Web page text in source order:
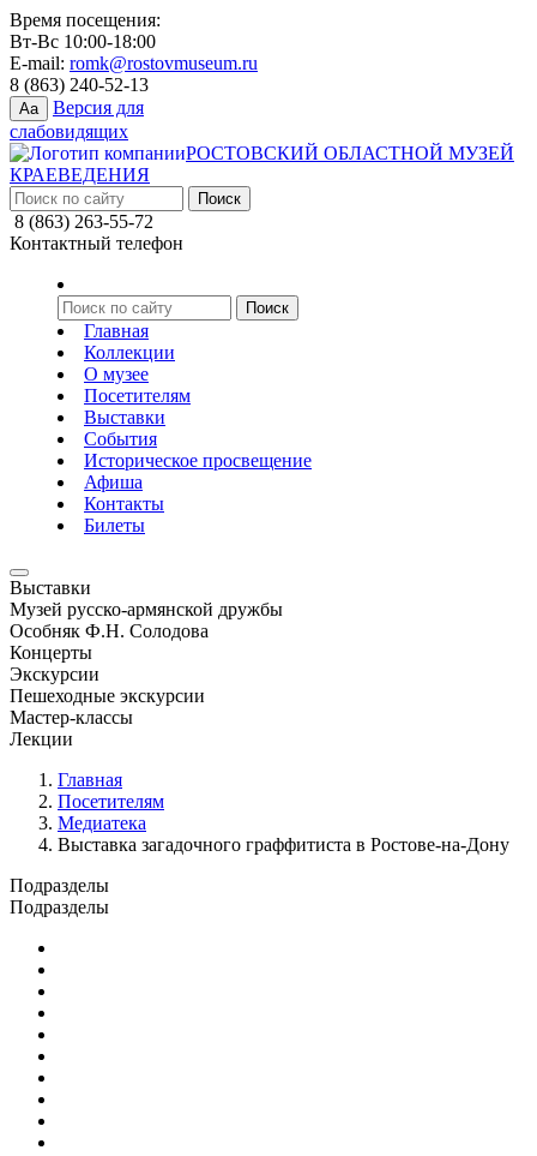
Время посещения:
Вт-Вс 10:00-18:00
E-mail: romk@rostovmuseum.ru
8 (863) 240-52-13
Aa
Версия для
слабовидящих
РОСТОВСКИЙ ОБЛАСТНОЙ МУЗЕЙ
КРАЕВЕДЕНИЯ
8 (863) 263-55-72
Контактный телефон
Главная
Коллекции
О музее
Посетителям
Выставки
События
Историческое просвещение
Афиша
Контакты
Билеты
Выставки
Музей русско-армянской дружбы
Особняк Ф.Н. Солодова
Концерты
Экскурсии
Пешеходные экскурсии
Мастер-классы
Лекции
Главная
Посетителям
Медиатека
Выставка загадочного граффитиста в Ростове-на-Дону
Подразделы
Подразделы